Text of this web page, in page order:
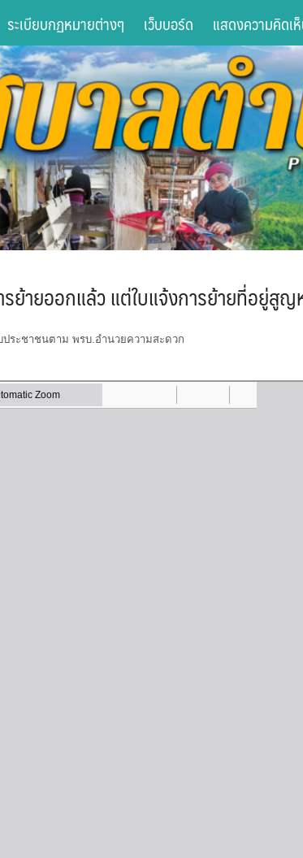
ระเบียบกฏหมายต่างๆ เว็บบอร์ด แสดงความคิดเ
ย้ายออกแล้ว แต่ใบแจ้งการย้ายที่อยู่สูญ
ระชาชนตาม พรบ.อำนวยความสะดวก